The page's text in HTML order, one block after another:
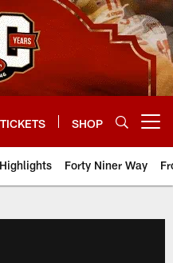
TICKETS SHOP
Highlights Forty Niner Way